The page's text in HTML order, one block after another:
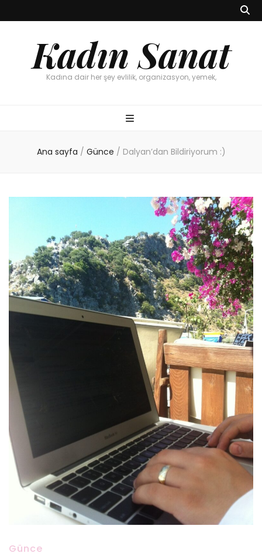
Kadın Sanat
Kadına dair her şey evlilik, organizasyon, yemek,
Ana sayfa / Günce / Dalyan’dan Bildiriyorum :)
Günce